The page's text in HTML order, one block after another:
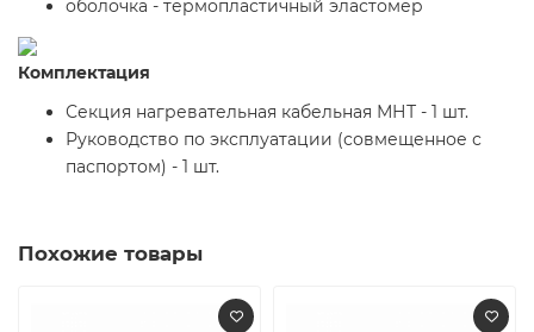
оболочка - термопластичный эластомер
Комплектация
Секция нагревательная кабельная МНТ - 1 шт.
Руководство по эксплуатации (совмещенное с
паспортом) - 1 шт.
Похожие товары